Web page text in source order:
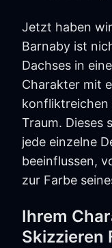
Jetzt haben
Barnaby ist
Dachses in
Charakter mit
konfliktreichen
Traum. Dieses
jede einzelne
beeinflussen,
zur Farbe
Ihrem
Skizzieren